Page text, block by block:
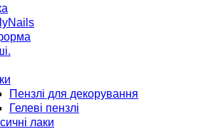
Пензлі для декорування
Гелеві пензлі
лаки